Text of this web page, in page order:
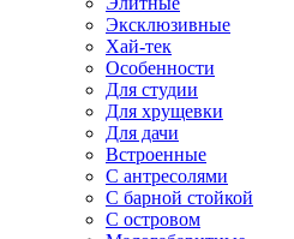
Эксклюзивные
Хай-тек
Особенности
Для студии
Для хрущевки
Для дачи
Встроенные
С антресолями
С барной стойкой
С островом